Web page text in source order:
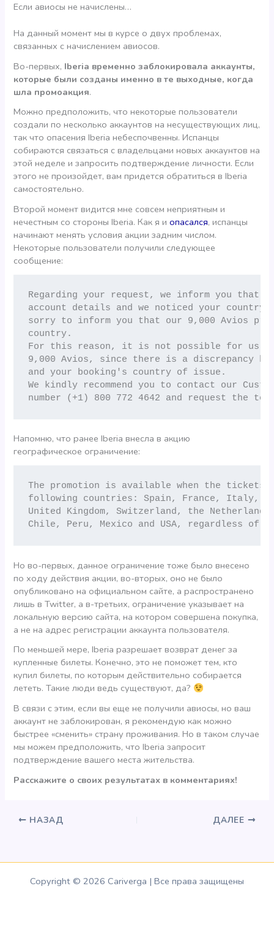
Если авиосы не начислены…
На данный момент мы в курсе о двух проблемах,
связанных с начислением авиосов.
Во-первых, Iberia временно заблокировала аккаунты,
которые были созданы именно в те выходные, когда
шла промоакция.
Можно предположить, что некоторые пользователи
создали по несколько аккаунтов на несуществующих лиц,
так что опасения Iberia небеспочвенны. Испанцы
собираются связаться с владельцами новых аккаунтов на
этой неделе и запросить подтверждение личности. Если
этого не произойдет, вам придется обратиться в Iberia
самостоятельно.
Второй момент видится мне совсем неприятным и
нечестным со стороны Iberia. Как я иопасался, испанцы
начинают менять условия акции задним числом.
Некоторые пользователи получили следующее
сообщение:
Regarding your request, we inform you that
account details and we noticed your country
sorry to inform you that our 9,000 Avios
country.
For this reason, it is not possible for us to
9,000 Avios, since there is a discrepancy
and your booking's country of issue.
We kindly recommend you to contact our
number (+1) 800 772 4642 and request the
Напомню, что ранее Iberia внесла в акцию
географическое ограничение:
The promotion is available when the tickets
following countries: Spain, France, Italy,
United Kingdom, Switzerland, the
Chile, Peru, Mexico and USA, regardless
Но во-первых, данное ограничение тоже было внесено
по ходу действия акции, во-вторых, оно не было
опубликовано на официальном сайте, а распространено
лишь в Twitter, а в-третьих, ограничение указывает на
локальную версию сайта, на котором совершена покупка,
а не на адрес регистрации аккаунта пользователя.
По меньшей мере, Iberia разрешает возврат денег за
купленные билеты. Конечно, это не поможет тем, кто
купил билеты, по которым действительно собирается
лететь. Такие люди ведь существуют, да?
В связи с этим, если вы еще не получили авиосы, но ваш
аккаунт не заблокирован, я рекомендую как можно
быстрее «сменить» страну проживания. Но в таком случае
мы можем предположить, что Iberia запросит
подтверждение вашего места жительства.
Расскажите о своих результатах в комментариях!
НАЗАД ДАЛЕЕ
Copyright © 2026 Cariverga | Все права защищены